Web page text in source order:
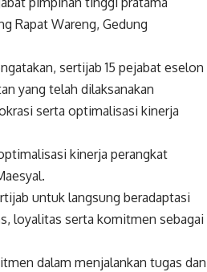
Rapat Wareng, Gedung
sertijab 15 pejabat eselon
yang telah dilaksanakan
serta optimalisasi kinerja
kinerja perangkat
untuk langsung beradaptasi
loyalitas serta komitmen sebagai
dalam menjalankan tugas dan